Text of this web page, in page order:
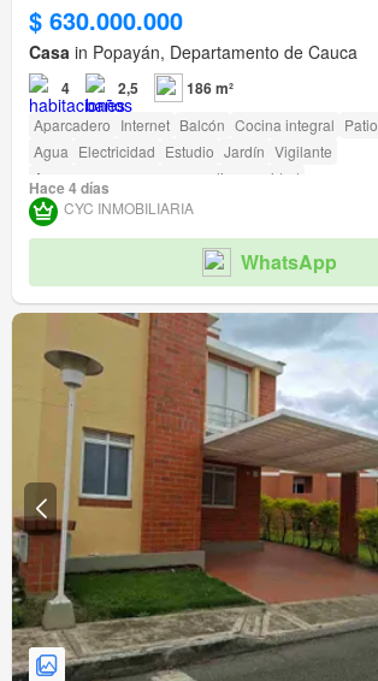
$ 630.000.000
Casa in Popayán, Departamento de Cauca
4 2,5 186 m²
Aparcadero Internet Balcón Cocina integral Patio
Agua Electricidad Estudio Jardín Vigilante
Acceso para personas con discapacidad
Hace 4 días
CYC INMOBILIARIA
WhatsApp